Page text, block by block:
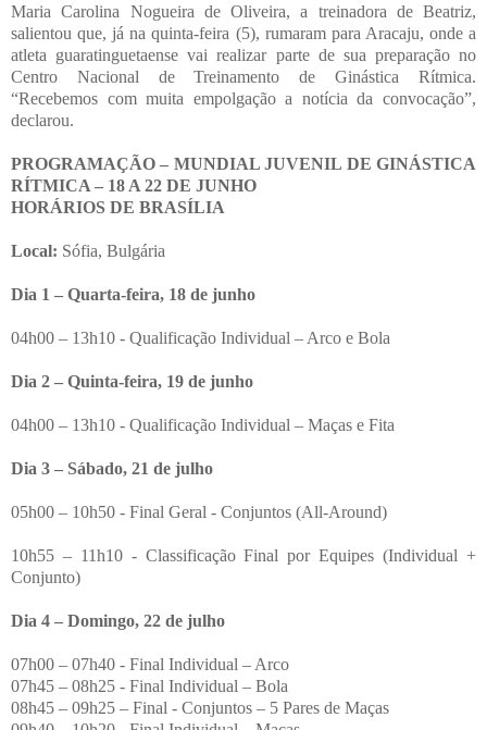
Maria Carolina Nogueira de Oliveira, a treinadora de Beatriz,
salientou que, já na quinta-feira (5), rumaram para Aracaju, onde a
atleta guaratinguetaense vai realizar parte de sua preparação no
Centro Nacional de Treinamento de Ginástica Rítmica.
“Recebemos com muita empolgação a notícia da convocação”,
declarou.
PROGRAMAÇÃO – MUNDIAL JUVENIL DE GINÁSTICA
RÍTMICA – 18 A 22 DE JUNHO
HORÁRIOS DE BRASÍLIA
Local: Sófia, Bulgária
Dia 1 – Quarta-feira, 18 de junho
04h00 – 13h10 - Qualificação Individual – Arco e Bola
Dia 2 – Quinta-feira, 19 de junho
04h00 – 13h10 - Qualificação Individual – Maças e Fita
Dia 3 – Sábado, 21 de julho
05h00 – 10h50 - Final Geral - Conjuntos (All-Around)
10h55 – 11h10 - Classificação Final por Equipes (Individual +
Conjunto)
Dia 4 – Domingo, 22 de julho
07h00 – 07h40 - Final Individual – Arco
07h45 – 08h25 - Final Individual – Bola
08h45 – 09h25 – Final - Conjuntos – 5 Pares de Maças